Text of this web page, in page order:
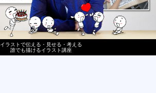
イラストで伝える・見せる・考える
誰でも描けるイラスト講座